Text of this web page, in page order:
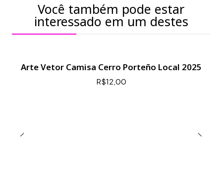
Você também pode estar
interessado em um destes
Arte Vetor Camisa Cerro Porteño Local 2025
R$12,00